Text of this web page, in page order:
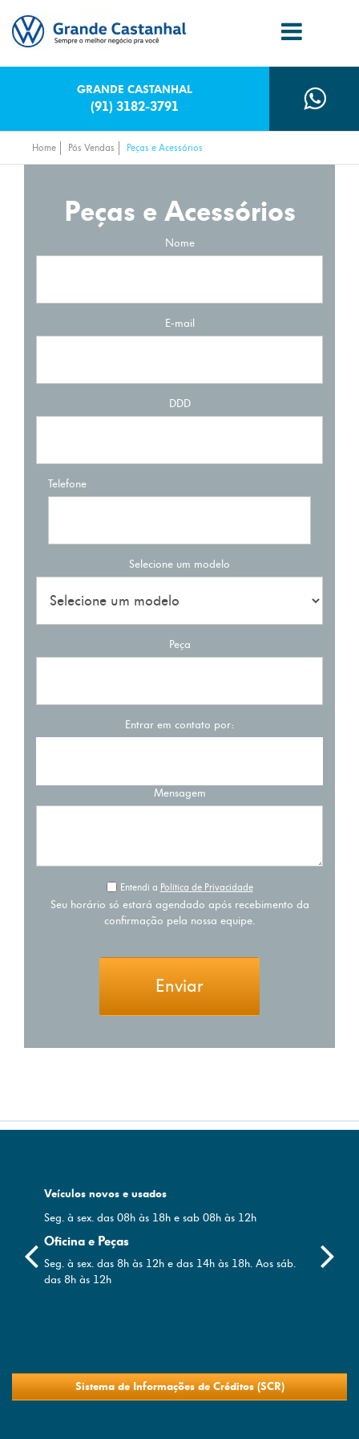
GRANDE CASTANHAL
(91) 3182-3791
Home Pós Vendas Peças e Acessórios
Peças e Acessórios
Nome
E-mail
DDD
Telefone
Selecione um modelo
Peça
Entrar em contato por:
Mensagem
Entendi a Política de Privacidade
Seu horário só estará agendado após recebimento da
confirmação pela nossa equipe.
Enviar
Veículos novos e usados
Seg. à sex. das 08h às 18h e sab 08h às 12h
Oficina e Peças
Seg. à sex. das 8h às 12h e das 14h às 18h. Aos sáb.
das 8h às 12h
Sistema de Informações de Créditos (SCR)